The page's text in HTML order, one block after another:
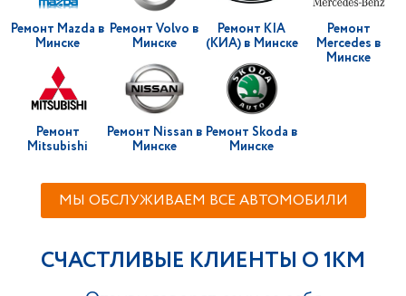
Ремонт Mazda в
Минске
Ремонт Volvo в
Минске
Ремонт KIA
(КИА) в Минске
Ремонт
Mercedes в
Минске
Ремонт
Mitsubishi
Ремонт Nissan в
Минске
Ремонт Skoda в
Минске
МЫ ОБСЛУЖИВАЕМ ВСЕ АВТОМОБИЛИ
СЧАСТЛИВЫЕ КЛИЕНТЫ О 1KM